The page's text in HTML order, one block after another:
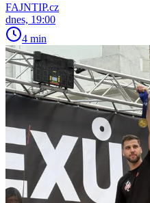
FAJNTIP.cz
dnes, 19:00
4 min